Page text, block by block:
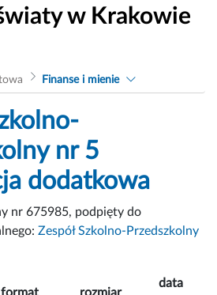
w Krakowie
Finanse i mienie
nr 5
dodatkowa
nr 675985, podpięty do
Zespół Szkolno-Przedszkolny
data